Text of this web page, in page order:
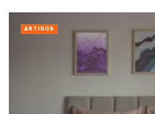
ARTIGOS